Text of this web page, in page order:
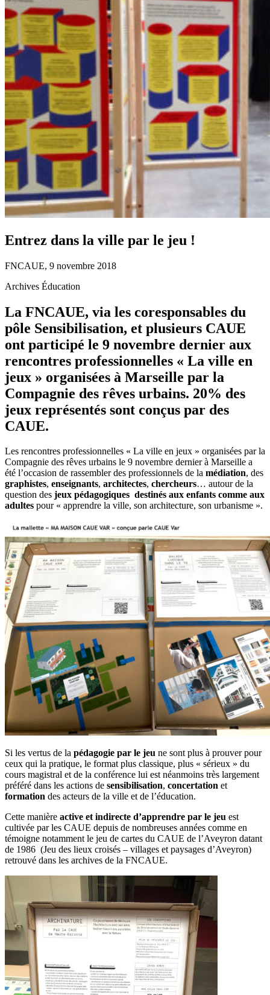
Entrez dans la ville par le jeu !
FNCAUE, 9 novembre 2018
Archives Éducation
La FNCAUE, via les coresponsables du
pôle Sensibilisation, et plusieurs CAUE
ont participé le 9 novembre dernier aux
rencontres professionnelles « La ville en
jeux » organisées à Marseille par la
Compagnie des rêves urbains. 20% des
jeux représentés sont conçus par des
CAUE.
Les rencontres professionnelles « La ville en jeux » organisées par la
Compagnie des rêves urbains le 9 novembre dernier à Marseille a
été l’occasion de rassembler des professionnels de la médiation, des
graphistes, enseignants, architectes, chercheurs… autour de la
question des jeux pédagogiques destinés aux enfants comme aux
adultes pour « apprendre la ville, son architecture, son urbanisme ».
Si les vertus de la pédagogie par le jeu ne sont plus à prouver pour
ceux qui la pratique, le format plus classique, plus « sérieux » du
cours magistral et de la conférence lui est néanmoins très largement
préféré dans les actions de sensibilisation, concertation et
formation des acteurs de la ville et de l’éducation.
Cette manière active et indirecte d’apprendre par le jeu est
cultivée par les CAUE depuis de nombreuses années comme en
témoigne notamment le jeu de cartes du CAUE de l’Aveyron datant
de 1986 (Jeu des lieux croisés – villages et paysages d’Aveyron)
retrouvé dans les archives de la FNCAUE.